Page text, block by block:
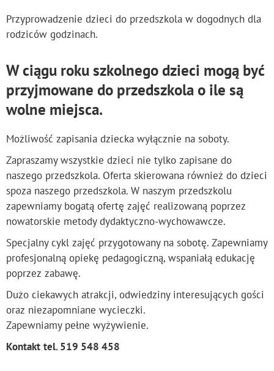
Przyprowadzenie dzieci do przedszkola w dogodnych dla
rodziców godzinach.
W ciągu roku szkolnego dzieci mogą być
przyjmowane do przedszkola o ile są
wolne miejsca.
Możliwość zapisania dziecka wyłącznie na soboty.
Zapraszamy wszystkie dzieci nie tylko zapisane do
naszego przedszkola. Oferta skierowana również do dzieci
spoza naszego przedszkola. W naszym przedszkolu
zapewniamy bogatą ofertę zajęć realizowaną poprzez
nowatorskie metody dydaktyczno-wychowawcze.
Specjalny cykl zajęć przygotowany na sobotę. Zapewniamy
profesjonalną opiekę pedagogiczną, wspaniałą edukację
poprzez zabawę.
Dużo ciekawych atrakcji, odwiedziny interesujących gości
oraz niezapomniane wycieczki.
Zapewniamy pełne wyżywienie.
Kontakt tel. 519 548 458